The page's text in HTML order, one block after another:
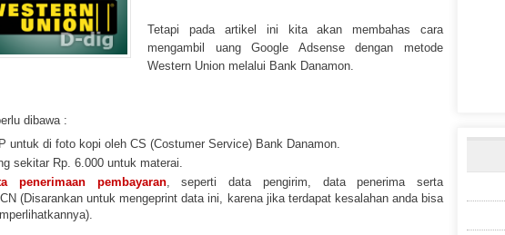
Tetapi pada artikel ini kita akan membahas cara
mengambil uang Google Adsense dengan metode
Western Union melalui Bank Danamon.
dibawa :
untuk di foto kopi oleh CS (Costumer Service) Bank Danamon.
sekitar Rp. 6.000 untuk materai.
penerimaan pembayaran, seperti data pengirim, data penerima serta
(Disarankan untuk mengeprint data ini, karena jika terdapat kesalahan anda bisa